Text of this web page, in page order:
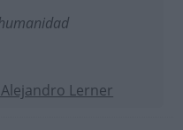
Lerner